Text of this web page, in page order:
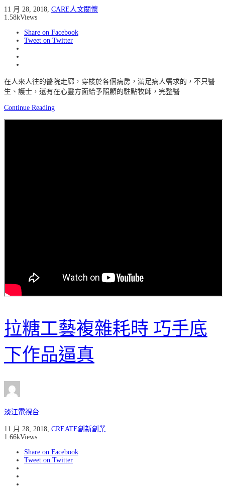
11 月 28, 2018 CARE人文關懷
1.58kViews
Share on Facebook
Tweet on Twitter
在人來人往的醫院走廊，穿梭於各個病房，滿足病人需求的，不只醫
生、護士，還有在心靈方面給予照顧的駐點牧師，完整醫
Continue Reading
拉糖工藝複雜耗時 巧手底
下作品逼真
淡江電視台
11 月 28, 2018 CREATE創新創業
1.66kViews
Share on Facebook
Tweet on Twitter